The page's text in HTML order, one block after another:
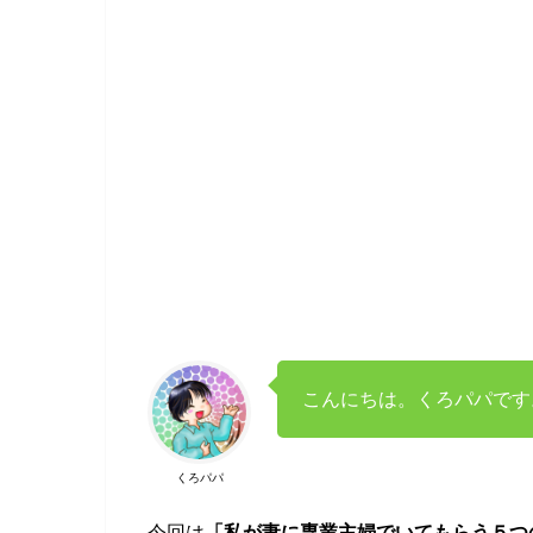
くろパパ
こんにちは。くろパパです